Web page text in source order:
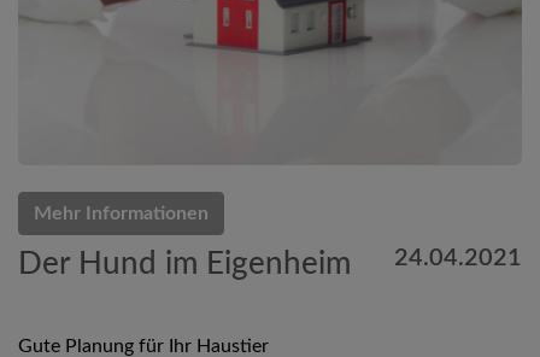
Mehr Informationen
Der Hund im Eigenheim 24.04.2021
Gute Planung für Ihr Haustier